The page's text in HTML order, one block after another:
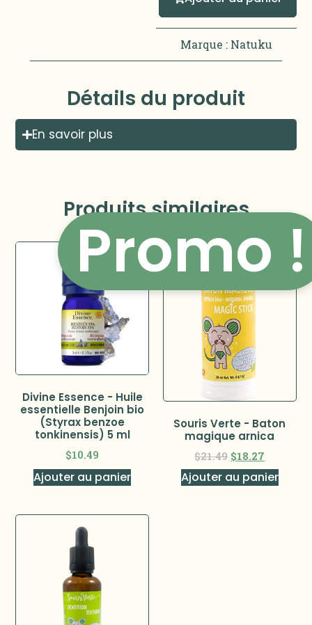
Marque : Natuku
Détails du produit
En savoir plus
Produits similaires
Divine Essence - Huile
essentielle Benjoin bio
(Styrax benzoe
tonkinensis) 5 ml
$10.49
Ajouter au panier
Promo !
Souris Verte - Baton
magique arnica
$21.49 $18.27
Ajouter au panier